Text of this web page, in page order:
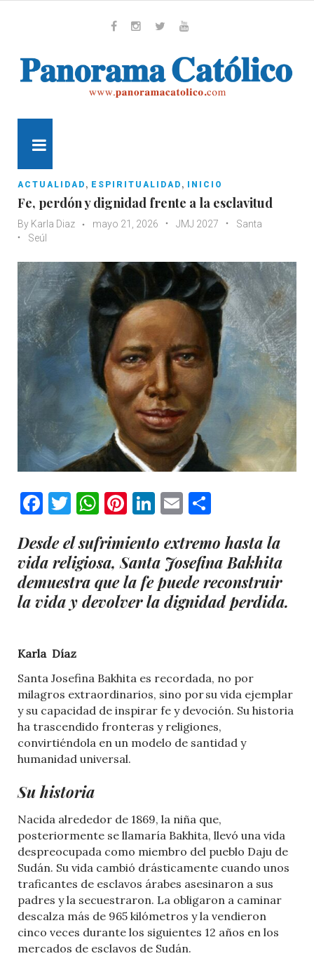
ACTUALIDAD , ESPIRITUALIDAD , INICIO
Fe, perdón y dignidad frente a la esclavitud
By Karla Diaz mayo 21, 2026 JMJ 2027
Santa
Seúl
Facebook
Twitter
WhatsApp
Pinterest
LinkedIn
Email
Desde el sufrimiento extremo hasta la
vida religiosa, Santa Josefina Bakhita
demuestra que la fe puede reconstruir
la vida y devolver la dignidad perdida.
Karla Díaz
Santa Josefina Bakhita es recordada, no por
milagros extraordinarios, sino por su vida ejemplar
y su capacidad de inspirar fe y devoción. Su historia
ha trascendido fronteras y religiones,
convirtiéndola en un modelo de santidad y
humanidad universal.
Su historia
Nacida alrededor de 1869, la niña que,
posteriormente se llamaría Bakhita, llevó una vida
despreocupada como miembro del pueblo Daju de
Sudán. Su vida cambió drásticamente cuando unos
traficantes de esclavos árabes asesinaron a sus
padres y la secuestraron. La obligaron a caminar
descalza más de 965 kilómetros y la vendieron
cinco veces durante los siguientes 12 años en los
mercados de esclavos de Sudán.